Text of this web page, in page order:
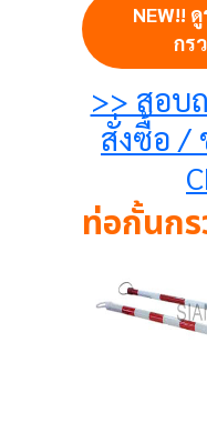
NEW!!
กร
>> สอบ
สั่งซื้อ /
ท่อกั้นกร